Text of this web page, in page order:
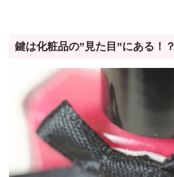
鍵は化粧品の”見た目”にある！？